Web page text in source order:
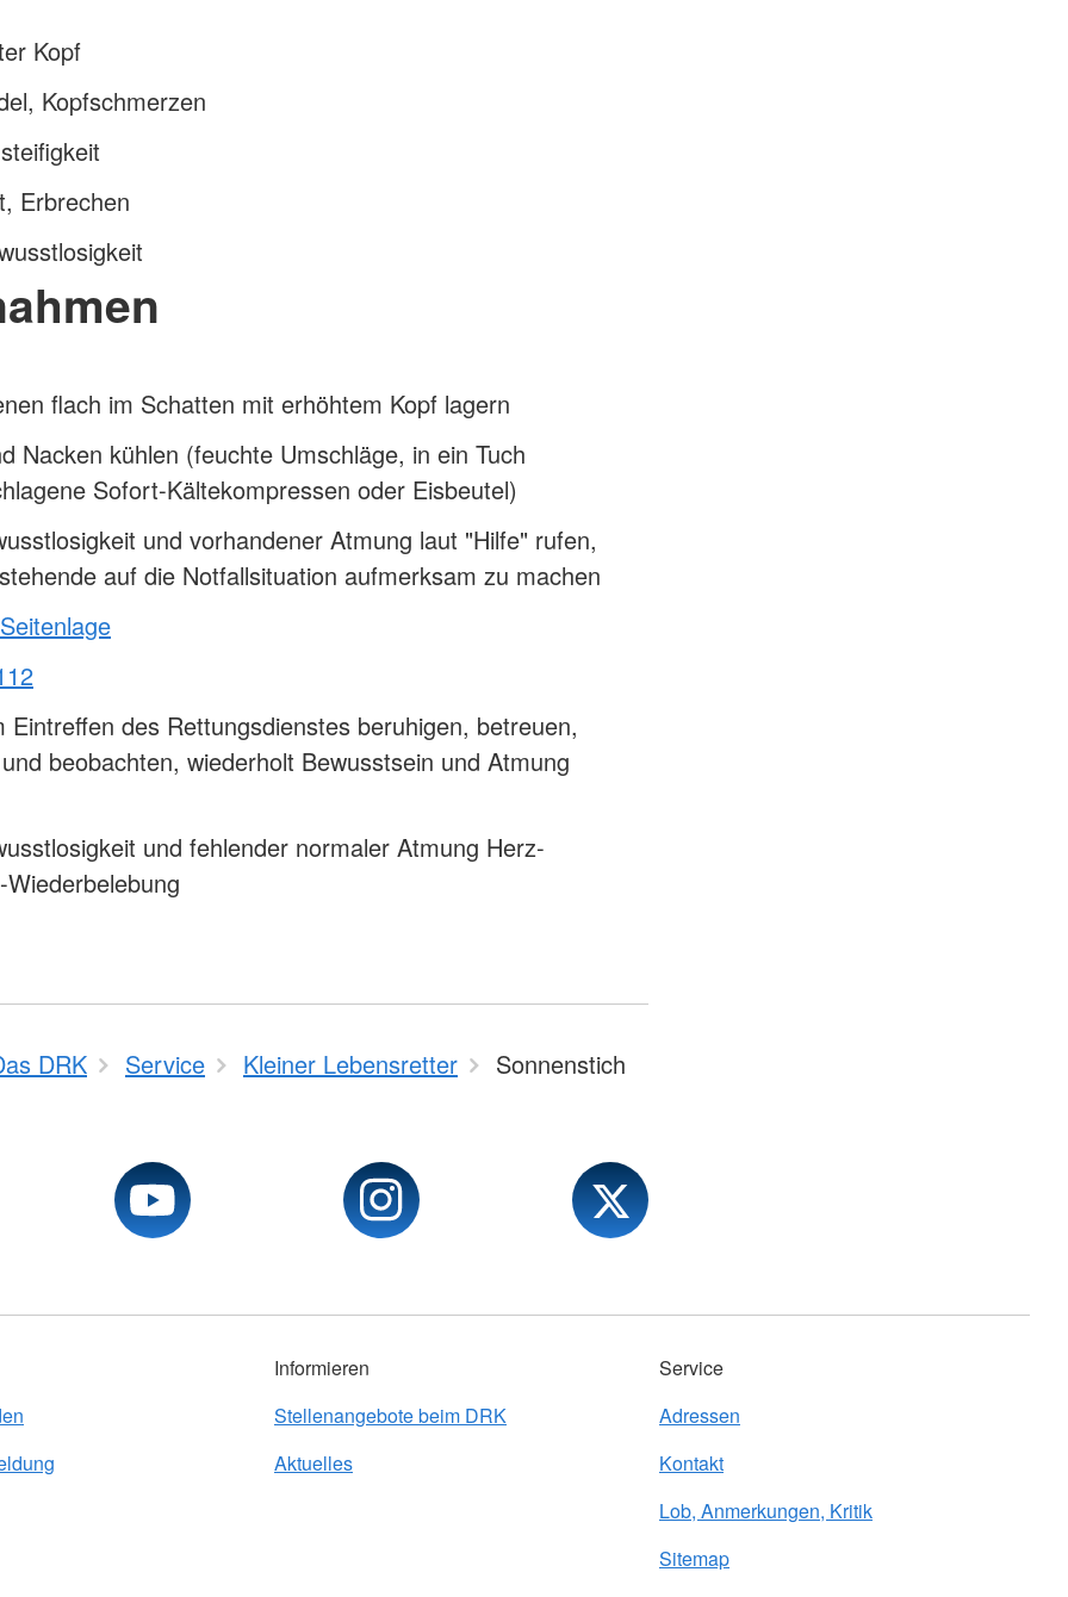
Kopf
Kopfschmerzen
Erbrechen
flach im Schatten mit erhöhtem Kopf lagern
Nacken kühlen (feuchte Umschläge, in ein Tuch
Sofort-Kältekompressen oder Eisbeutel)
und vorhandener Atmung laut "Hilfe" rufen,
auf die Notfallsituation aufmerksam zu machen
Eintreffen des Rettungsdienstes beruhigen, betreuen,
beobachten, wiederholt Bewusstsein und Atmung
und fehlender normaler Atmung Herz-
DRK Service Kleiner Lebensretter Sonnenstich
Informieren
Stellenangebote beim DRK
Aktuelles
Service
Adressen
Kontakt
Lob, Anmerkungen, Kritik
Sitemap